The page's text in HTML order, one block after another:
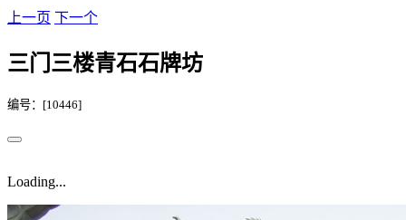
上一页 下一个
三门三楼青石石牌坊
编号：[10446]
Loading...